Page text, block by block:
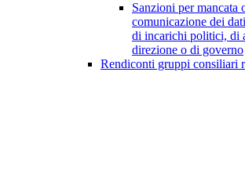
Sanzioni per mancata
comunicazione dei
di incarichi politici, di
direzione o di governo
Rendiconti gruppi consiliari